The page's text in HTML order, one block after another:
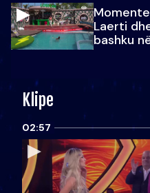
Laerti
bashku
Klipe
02:57